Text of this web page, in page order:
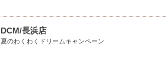
DCM/長浜店
夏のわくわくドリームキャンペーン